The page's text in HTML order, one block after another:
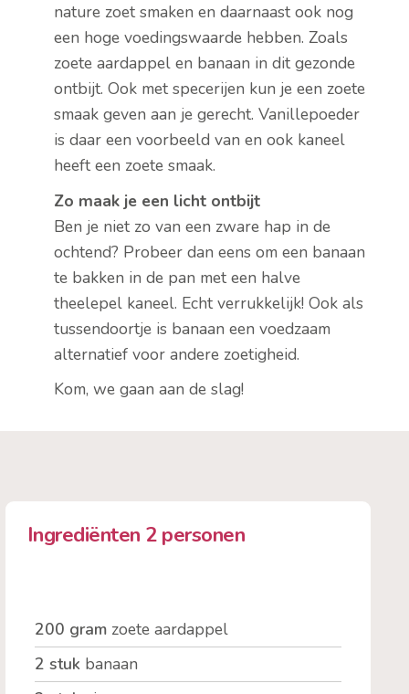
nature zoet smaken en daarnaast ook nog
een hoge voedingswaarde hebben. Zoals
zoete aardappel en banaan in dit gezonde
ontbijt. Ook met specerijen kun je een zoete
smaak geven aan je gerecht. Vanillepoeder
is daar een voorbeeld van en ook kaneel
heeft een zoete smaak.
Zo maak je een licht ontbijt
Ben je niet zo van een zware hap in de
ochtend? Probeer dan eens om een banaan
te bakken in de pan met een halve
theelepel kaneel. Echt verrukkelijk! Ook als
tussendoortje is banaan een voedzaam
alternatief voor andere zoetigheid.
Kom, we gaan aan de slag!
Ingrediënten 2 personen
200 gram zoete aardappel
2 stuk banaan